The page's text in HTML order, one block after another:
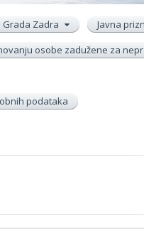
Zadra
Javna
osobe zadužene za
podataka